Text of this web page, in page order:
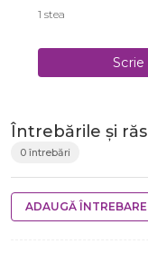
1 stea
Întrebările și
0 întrebări
ADAUGĂ ÎNTREBARE